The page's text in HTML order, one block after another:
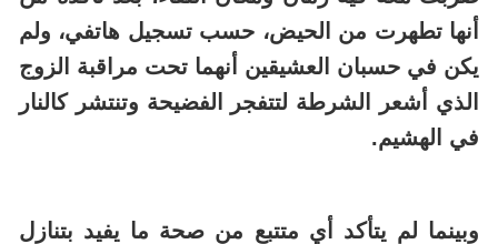
أنها تطهرت من الحيض، حسب تسجيل هاتفي، ولم
يكن في حسبان العشيقين أنهما تحت مراقبة الزوج
الذي أشعر الشرطة لتتفجر الفضيحة وتنتشر كالنار
في الهشيم.
وبينما لم يتأكد أي متتبع من صحة ما يفيد بتنازل